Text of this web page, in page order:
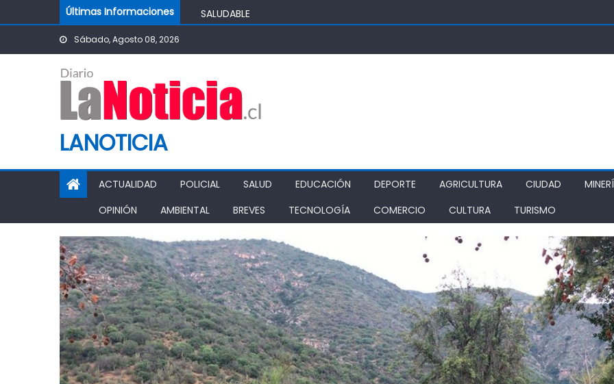
Skip to contentÚltimas Informaciones
IMPULSA AGUA DE AGROSUPER PERMITIRÁ LA CONSTRUCCIÓN DE POZO DEL SSR
POTABLE DE LA COMUNIDAD
PASO PEHUENCHE AVANZA COMO ALTERNATIVA ESTRATÉGICA A LOS LIBERTADORES
SIGUEN LOS CIERRES DE PROSTÍBULOS CLANDESTINOS EN RANCAGUA: NUEVO
PROHIBICIÓN DE FUNCIONAMIENTO
Sábado, Agosto 08, 2026
LANOTICIA
ACTUALIDAD POLICIAL SALUD EDUCACIÓN DEPORTE AGRICULTURA CIUDAD
OPINIÓN
AMBIENTAL BREVES TECNOLOGÍA COMERCIO CULTURA TURISMO